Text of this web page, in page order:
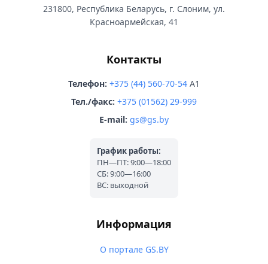
231800, Республика Беларусь, г. Слоним, ул.
Красноармейская, 41
Контакты
Телефон: +375 (44) 560-70-54 A1
Тел./факс: +375 (01562) 29-999
E-mail: gs@gs.by
График работы:
ПН—ПТ: 9:00—18:00
СБ: 9:00—16:00
ВС: выходной
Информация
О портале GS.BY